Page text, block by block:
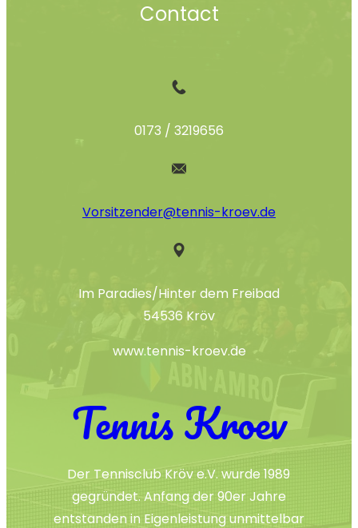
Contact
0173 / 3219656
Vorsitzender@tennis-kroev.de
Im Paradies/Hinter dem Freibad
54536 Kröv
www.tennis-kroev.de
Tennis Kroev
Der Tennisclub Kröv e.V. wurde 1989
gegründet. Anfang der 90er Jahre
entstanden in Eigenleistung unmittelbar